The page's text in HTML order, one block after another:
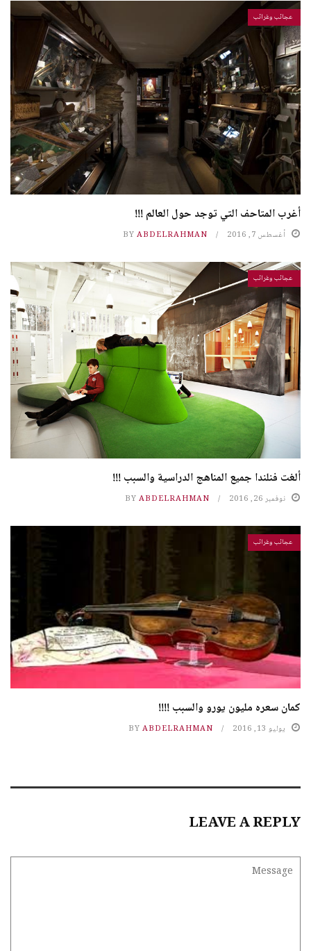
عجائب وغرائب
أغرب المتاحف التي توجد حول العالم !!!
أغسطس 7, 2016 BY ABDELRAHMAN
عجائب وغرائب
ألغت فنلندا جميع المناهج الدراسية والسبب !!!
نوفمبر 26, 2016 BY ABDELRAHMAN
عجائب وغرائب
كمان سعره مليون يورو والسبب !!!!
يوليو 13, 2016 BY ABDELRAHMAN
LEAVE A REPLY